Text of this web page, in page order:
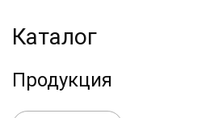
Каталог
Продукция